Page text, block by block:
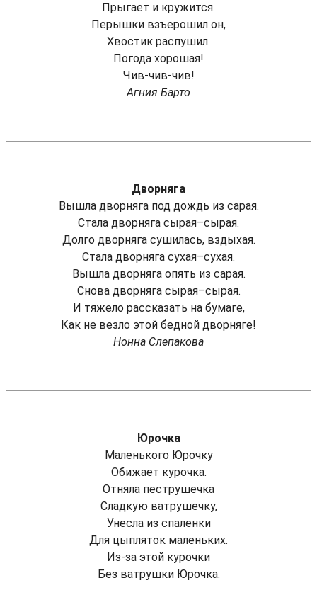
Прыгает и кружится.
Перышки взъерошил он,
Хвостик распушил.
Погода хорошая!
Чив-чив-чив!
Агния Барто
Дворняга
Вышла дворняга под дождь из сарая.
Стала дворняга сырая–сырая.
Долго дворняга сушилась, вздыхая.
Стала дворняга сухая–сухая.
Вышла дворняга опять из сарая.
Снова дворняга сырая–сырая.
И тяжело рассказать на бумаге,
Как не везло этой бедной дворняге!
Нонна Слепакова
Юрочка
Маленького Юрочку
Обижает курочка.
Отняла пеструшечка
Сладкую ватрушечку,
Унесла из спаленки
Для цыпляток маленьких.
Из-за этой курочки
Без ватрушки Юрочка.